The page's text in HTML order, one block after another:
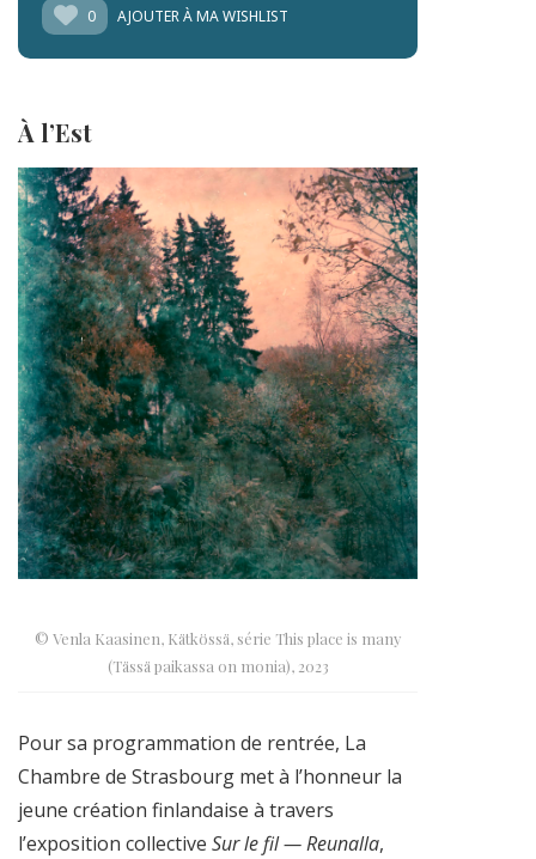
0
AJOUTER À MA WISHLIST
À l’Est
© Venla Kaasinen, Kätkössä, série This place is many
(Tässä paikassa on monia), 2023
Pour sa programmation de rentrée, La
Chambre de Strasbourg met à l’honneur la
jeune création finlandaise à travers
l’exposition collective Sur le fil — Reunalla,